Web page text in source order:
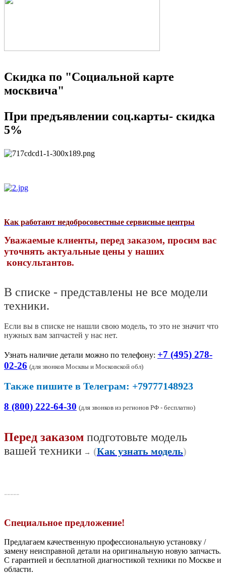
Скидка по "Социальной карте
москвича"
При предъявлении соц.карты- скидка
5%
Как работают недобросовестные сервисные центры
Уважаемые клиенты, перед заказом, просим вас
уточнять актуальные цены у наших
консультантов.
В списке - представлены не все модели
техники.
Если вы в списке не нашли свою модель, то это не значит что
нужных вам запчастей у нас нет.
Узнать наличие детали можно по телефону: +7 (495) 278-
02-26 (для звонков Москвы и Московской обл)
Также пишите в Телеграм: +79777148923
8 (800) 222-64-30 (для звонков из регионов РФ - бесплатно)
Перед заказом подготовьте модель
вашей техники → (Как узнать модель)
-----
Специальное предложение!
Предлагаем качественную профессиональную установку /
замену неисправной детали на оригинальную новую запчасть.
С гарантией и бесплатной диагностикой техники по Москве и
области.